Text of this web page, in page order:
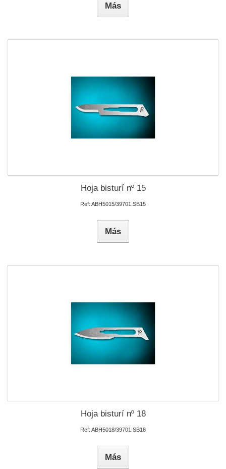
Más
Hoja bisturí nº 15
Ref: ABH5015/39701.SB15
Más
Hoja bisturí nº 18
Ref: ABH5018/39701.SB18
Más